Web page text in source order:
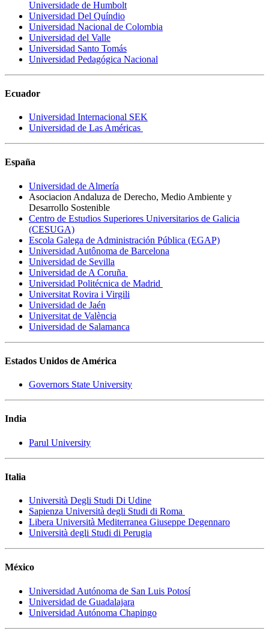
Universidade de Humbolt
Universidad Del Quíndio
Universidad Nacional de Colombia
Universidad del Valle
Universidad Santo Tomás
Universidad Pedagógica Nacional
Ecuador
Universidad Internacional SEK
Universidad de Las Américas
España
Universidad de Almería
Asociacion Andaluza de Derecho, Medio Ambiente y
Desarrollo Sostenible
Centro de Estudios Superiores Universitarios de Galicia
(CESUGA)
Escola Galega de Administración Pública (EGAP)
Universidad Autônoma de Barcelona
Universidad de Sevilla
Universidad de A Coruña
Universidad Politécnica de Madrid
Universitat Rovira i Virgili
Universidad de Jaén
Universitat de València
Universidad de Salamanca
Estados Unidos de América
Governors State University
India
Parul University
Italia
Università Degli Studi Di Udine
Sapienza Università degli Studi di Roma
Libera Università Mediterranea Giuseppe Degennaro
Università degli Studi di Perugia
México
Universidad Autónoma de San Luis Potosí
Universidad de Guadalajara
Universidad Autónoma Chapingo